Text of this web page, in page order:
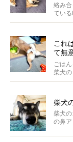
絡み
てい
これ
て無
画】
ごは
柴犬
す。き
柴犬
柴犬
の鼻ア